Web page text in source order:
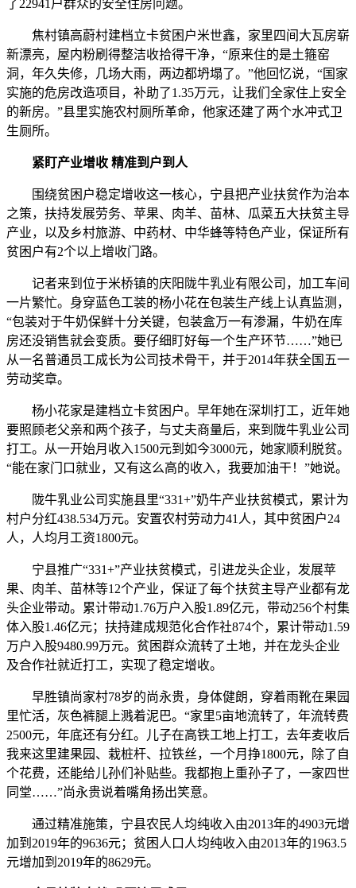
了22941户群众的安全住房问题。
焦村镇高蔚村建档立卡贫困户米世鑫，家里四间大瓦房崭
新漂亮，屋内粉刷得整洁收拾得干净，“原来住的是土箍窑
洞，年久失修，几场大雨，两边都坍塌了。”他回忆说，“国家
实施的危房改造项目，补助了1.35万元，让我们全家住上安全
的新房。”县里实施农村厕所革命，他家还建了两个水冲式卫
生厕所。
紧盯产业增收 精准到户到人
围绕贫困户稳定增收这一核心，宁县把产业扶贫作为治本
之策，扶持发展劳务、苹果、肉羊、苗林、瓜菜五大扶贫主导
产业，以及乡村旅游、中药材、中华蜂等特色产业，保证所有
贫困户有2个以上增收门路。
记者来到位于米桥镇的庆阳陇牛乳业有限公司，加工车间
一片繁忙。身穿蓝色工装的杨小花在包装生产线上认真监测，
“包装对于牛奶保鲜十分关键，包装盒万一有渗漏，牛奶在库
房还没销售就会变质。要仔细盯好每一个生产环节……”她已
从一名普通员工成长为公司技术骨干，并于2014年获全国五一
劳动奖章。
杨小花家是建档立卡贫困户。早年她在深圳打工，近年她
要照顾老父亲和两个孩子，与丈夫商量后，来到陇牛乳业公司
打工。从一开始月收入1500元到如今3000元，她家顺利脱贫。
“能在家门口就业，又有这么高的收入，我要加油干！”她说。
陇牛乳业公司实施县里“331+”奶牛产业扶贫模式，累计为
村户分红438.534万元。安置农村劳动力41人，其中贫困户24
人，人均月工资1800元。
宁县推广“331+”产业扶贫模式，引进龙头企业，发展苹
果、肉羊、苗林等12个产业，保证了每个扶贫主导产业都有龙
头企业带动。累计带动1.76万户入股1.89亿元，带动256个村集
体入股1.46亿元；扶持建成规范化合作社874个，累计带动1.59
万户入股9480.99万元。贫困群众流转了土地，并在龙头企业
及合作社就近打工，实现了稳定增收。
早胜镇尚家村78岁的尚永贵，身体健朗，穿着雨靴在果园
里忙活，灰色裤腿上溅着泥巴。“家里5亩地流转了，年流转费
2500元，年底还有分红。儿子在高铁工地上打工，去年麦收后
我来这里建果园、栽桩杆、拉铁丝，一个月挣1800元，除了自
个花费，还能给儿孙们补贴些。我都抱上重孙子了，一家四世
同堂……”尚永贵说着嘴角扬出笑意。
通过精准施策，宁县农民人均纯收入由2013年的4903元增
加到2019年的9636元；贫困人口人均纯收入由2013年的1963.5
元增加到2019年的8629元。